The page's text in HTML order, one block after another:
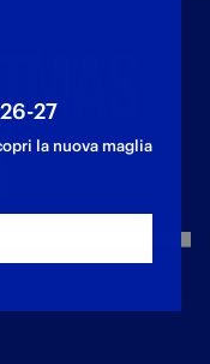
27
la nuova maglia